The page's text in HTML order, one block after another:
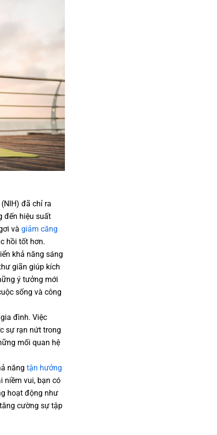
đã chỉ ra
đến hiệu suất
và giảm căng
hồi tốt hơn.
khả năng sáng
giãn giúp kích
ý tưởng mới
sống và công
đình. Việc
sự rạn nứt trong
mối quan hệ
năng tận hưởng
niềm vui, bạn có
hoạt động như
cường sự tập